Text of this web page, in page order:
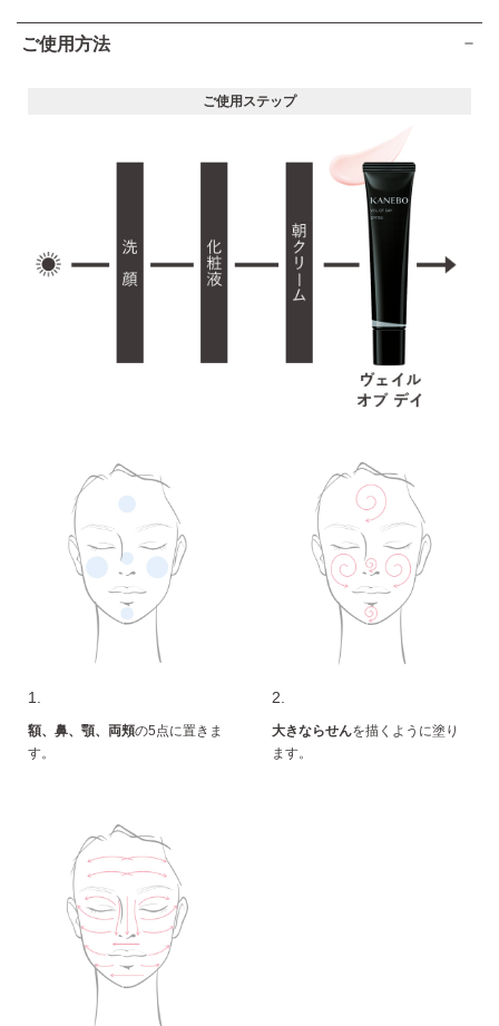
ご使用方法
ご使用ステップ
1.
額、鼻、顎、両頬の5点に置きま
す。
2.
大きならせんを描くように塗り
ます。